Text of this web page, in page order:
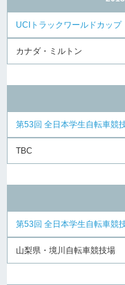
UCIトラックワールドカッ
カナダ・ミルトン
第53回 全日本学生自転車競
TBC
第53回 全日本学生自転車競
山梨県・境川自転車競技場